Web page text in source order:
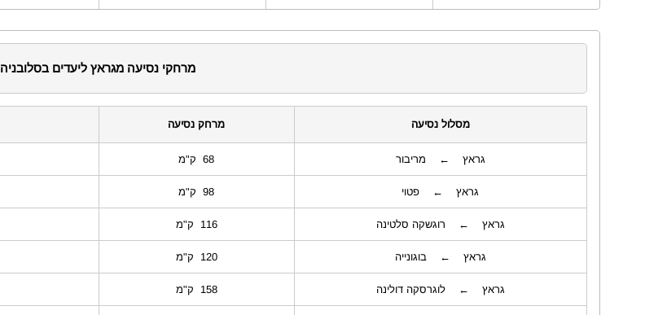
מרחקי נסיעה מגראץ ליעדים בסלובניה
מסלול נסיעה מרחק נסיעה
גראץ ← מריבור 68 ק"מ
גראץ ← פטוי 98 ק"מ
גראץ ← רוגשקה סלטינה 116 ק"מ
גראץ ← בוגונייה 120 ק"מ
גראץ ← לוגרסקה דולינה 158 ק"מ